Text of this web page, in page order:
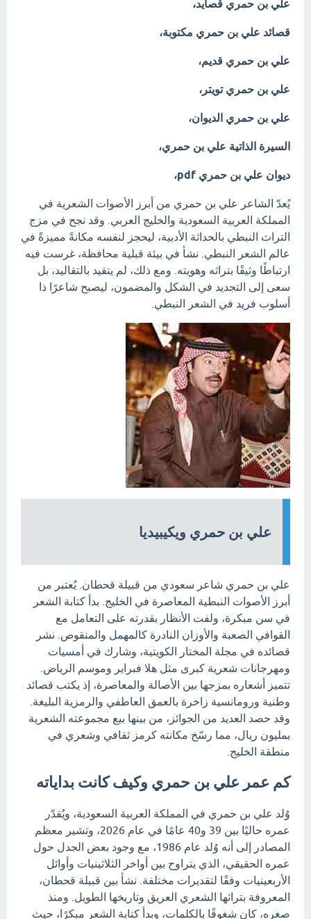
علي بن حمري قصايد،
قصائد علي بن حمري مكتوبة،
علي بن حمري قديم،
علي بن حمري تويتر،
علي بن حمري الديوان،
السيرة الذاتية علي بن حمري،
ديوان علي بن حمري pdf،
يُعدّ الشاعر علي بن حمري من أبرز الأصوات الشعرية في
المملكة العربية السعودية والخليج العربي. وقد نجح في مزج
التراث النبطي بالحداثة الأدبية، ليحجز لنفسه مكانةً مميزةً في
عالم الشعر النبطي. نشأ في بيئة قبلية محافظة، غرست فيه
ارتباطًا وثيقًا بتراثه وهويته. ومع ذلك، لم يتقيد بالتقاليد، بل
سعى إلى التجديد في الشكل والمضمون، ليصبح شاعرًا ذا
أسلوب فريد في الشعر النبطي.
علي بن حمري ويكيبيديا
علي بن حمري شاعر سعودي من قبيلة قحطان. يُعتبر من
أبرز الأصوات النبطية المعاصرة في الخليج. بدأ كتابة الشعر
في سن مبكرة، ولفت الأنظار بقدرته على التعامل مع
القوافي الصعبة والأوزان النادرة كالمهمل والمنقوص. نشر
قصائده في مجلة المختار الكويتية، وشارك في أمسيات
ومهرجانات شعرية كبرى مثل هلا فبراير وموسم الرياض.
تتميز أشعاره بمزجها بين الأصالة والمعاصرة، إذ يكتب قصائد
وطنية ورومانسية زاخرة بالعمق العاطفي والرمزية البليغة.
وقد حصد العديد من الجوائز، من بينها بيع مجموعته الشعرية
بمليون ريال، مما رسّخ مكانته كرمز ثقافي وشعري في
منطقة الخليج.
كم عمر علي بن حمري وكيف كانت بداياته
وُلد علي بن حمري في المملكة العربية السعودية، ويُقدّر
عمره حاليًا بين 39 و40 عامًا في عام 2026، وتشير معظم
المصادر إلى أنه وُلد عام 1986، مع وجود بعض الجدل حول
عمره الحقيقي، الذي يتراوح بين أواخر الثلاثينيات وأوائل
الأربعينيات وفقًا لتقديرات مختلفة. نشأ بين قبيلة قحطان،
المعروفة بتراثها الشعري العريق وتاريخها الطويل. ومنذ
صغره، كان شغوفًا بالكلمات، وبدأ كتابة الشعر مبكرًا، حيث